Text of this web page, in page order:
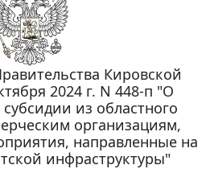
Кировской
2024 г. N 448-п "О
из областного
организациям,
направленные на
инфраструктуры"